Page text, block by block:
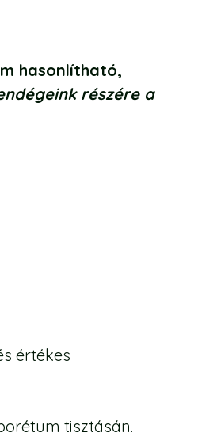
hasonlítható,
részére a
értékes
tisztásán.